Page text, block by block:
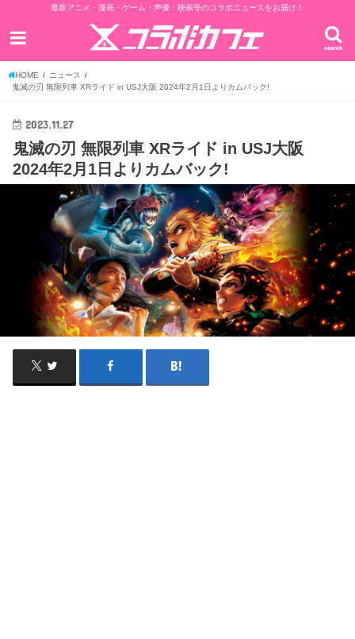
最新アニメ・漫画・ゲーム・声優・映画等のコラボニュースをお届け！
search
HOME
ニュース
鬼滅の刃 無限列車 XRライド in USJ大阪 2024年2月1日よりカムバック!
2023.11.27
鬼滅の刃 無限列車 XRライド in USJ大阪
2024年2月1日よりカムバック!